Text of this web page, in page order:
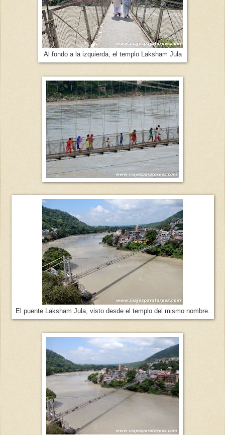
Al fondo a la izquierda, el templo Laksham Jula
El puente Laksham Jula, visto desde el templo del mismo nombre.